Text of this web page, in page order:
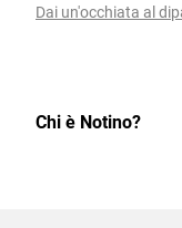
Dai un'occhiata al
Chi è Notino?